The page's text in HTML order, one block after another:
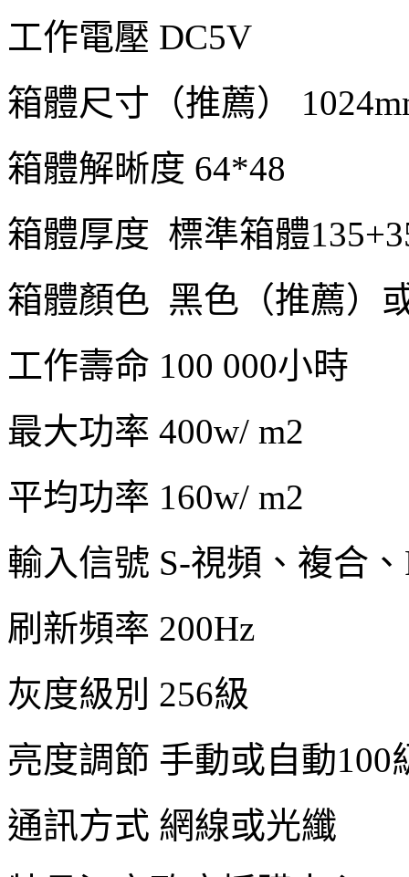
工作電壓 DC5V
箱體尺寸（推薦）
箱體解晰度 64*48
箱體厚度 標準箱體
箱體顏色 黑色（推薦）
工作壽命 100 000小時
最大功率 400w/ m2
平均功率 160w/ m2
輸入信號 S-視頻、複合
刷新頻率 200Hz
灰度級別 256級
亮度調節 手動或自動100
通訊方式 網線或光纖